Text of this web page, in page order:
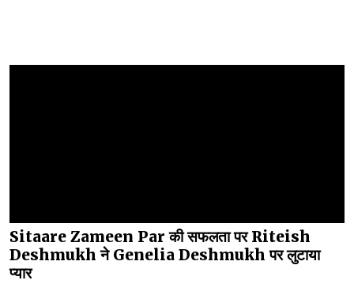
Sitaare Zameen Par की सफलता पर Riteish
Deshmukh ने Genelia Deshmukh पर लुटाया
प्यार